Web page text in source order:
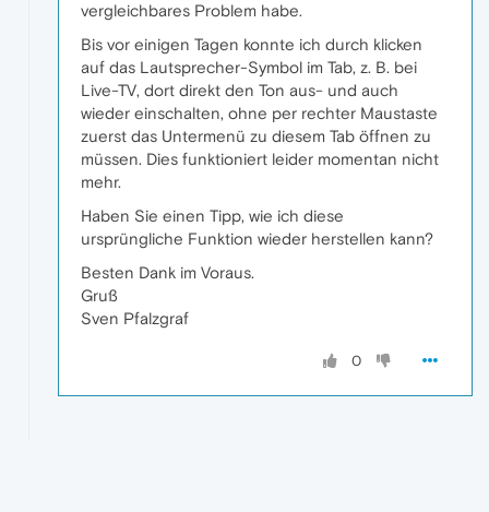
vergleichbares Problem habe.
Bis vor einigen Tagen konnte ich durch klicken
auf das Lautsprecher-Symbol im Tab, z. B. bei
Live-TV, dort direkt den Ton aus- und auch
wieder einschalten, ohne per rechter Maustaste
zuerst das Untermenü zu diesem Tab öffnen zu
müssen. Dies funktioniert leider momentan nicht
mehr.
Haben Sie einen Tipp, wie ich diese
ursprüngliche Funktion wieder herstellen kann?
Besten Dank im Voraus.
Gruß
Sven Pfalzgraf
0